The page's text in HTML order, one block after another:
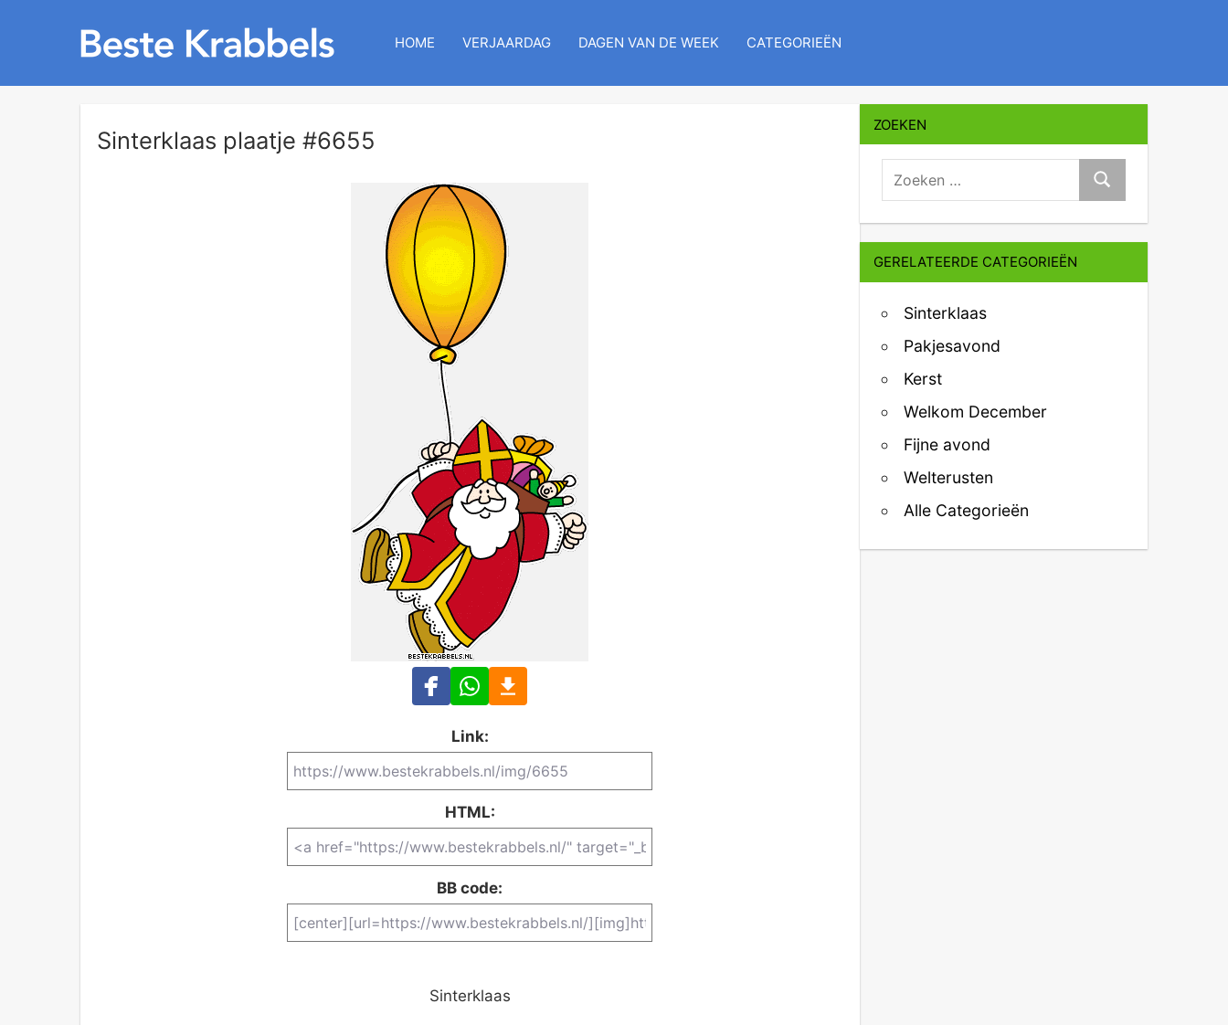
HOME VERJAARDAG DAGEN VAN DE WEEK CATEGORIEËN
Sinterklaas plaatje #6655
Link:
HTML:
BB code:
Sinterklaas
ZOEKEN
zoeken:
Zoeken
GERELATEERDE CATEGORIEËN
Sinterklaas
Pakjesavond
Kerst
Welkom December
Fijne avond
Welterusten
Alle Categorieën